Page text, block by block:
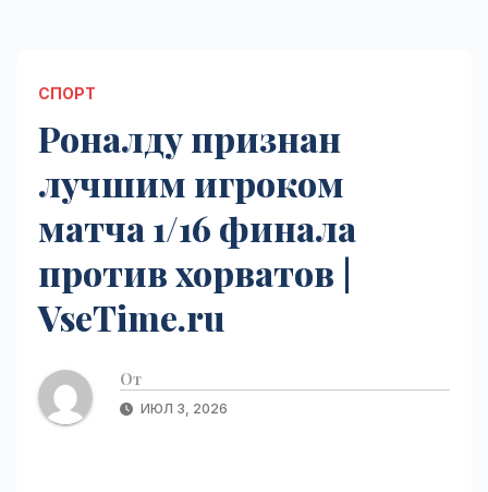
СПОРТ
Роналду признан
лучшим игроком
матча 1/16 финала
против хорватов |
VseTime.ru
От
ИЮЛ 3, 2026